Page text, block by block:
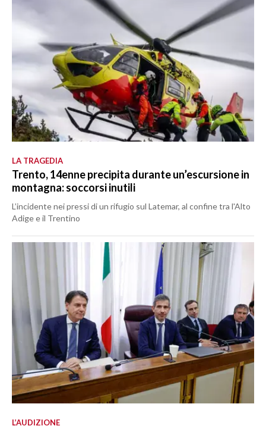
LA TRAGEDIA
Trento, 14enne precipita durante un’escursione in
montagna: soccorsi inutili
L’incidente nei pressi di un rifugio sul Latemar, al confine tra l'Alto
Adige e il Trentino
L’AUDIZIONE